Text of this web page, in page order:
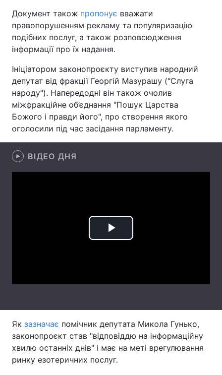
Зброя
Здоров'я Туризм
Цікавинки
Екологія Регіони
Лонгріди
Інтерв'ю
Тема оформлення
Документ також пропонує вважати
правопорушенням рекламу та популяризацію
подібних послуг, а також розповсюдження
інформації про їх надання.
Ініціатором законопроєкту виступив народний
депутат від фракції Георгій Мазурашу ("Слуга
народу"). Напередодні він також очолив
міжфракційне об’єднання "Пошук Царства
Божого і правди його", про створення якого
оголосили під час засідання парламенту.
ВІДЕО ДНЯ
Play
Як зазначає помічник депутата Микола Гунько,
законопроєкт став "відповіддю на інформаційну
хвилю останніх днів" і має на меті врегулювання
ринку езотеричних послуг.